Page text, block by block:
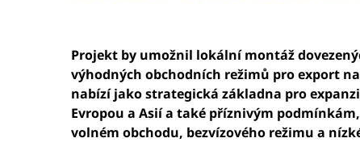
Projekt by umožnil lokální montáž
výhodných obchodních režimů pro export
nabízí jako strategická základna pro
Evropou a Asií a také příznivým
volném obchodu, bezvízového režimu a